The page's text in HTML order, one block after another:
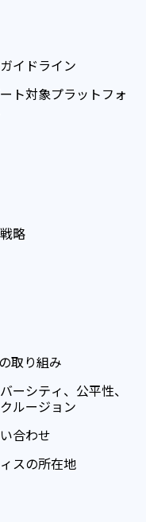
イドライン
ト対象プラットフォ
略
取り組み
ーシティ、公平性、
ルージョン
合わせ
スの所在地